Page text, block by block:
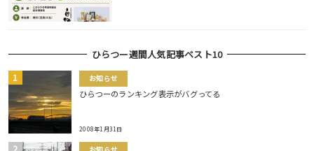
ひらつー週間人気記事ベスト10
お知らせ
ひらつーのランキング表示がバグってる
2008年1月31日